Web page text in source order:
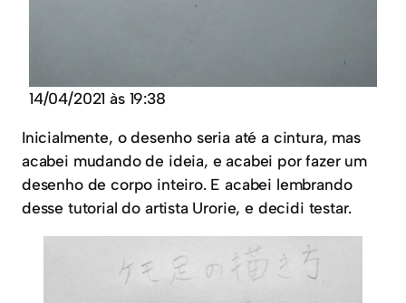
14/04/2021 às 19:38
Inicialmente, o desenho seria até a cintura, mas
acabei mudando de ideia, e acabei por fazer um
desenho de corpo inteiro. E acabei lembrando
desse tutorial do artista Urorie, e decidi testar.